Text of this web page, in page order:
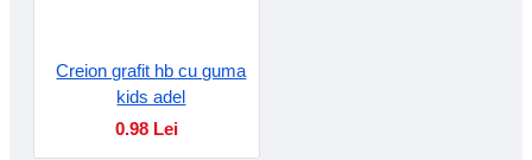
Creion grafit hb cu guma
kids adel
0.98 Lei